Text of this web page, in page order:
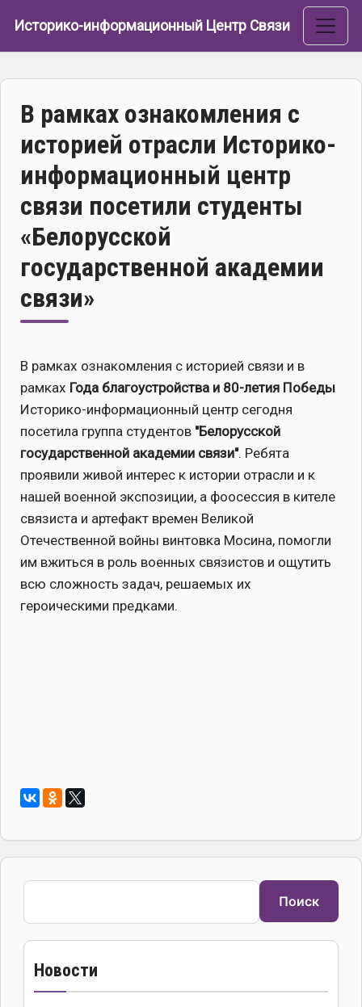
Историко-информационный Центр Связи
В рамках ознакомления с
историей отрасли Историко-
информационный центр
связи посетили студенты
«Белорусской
государственной академии
связи»
В рамках ознакомления с историей связи и в
рамках Года благоустройства и 80-летия Победы
Историко-информационный центр сегодня
посетила группа студентов "Белорусской
государственной академии связи". Ребята
проявили живой интерес к истории отрасли и к
нашей военной экспозиции, а фоосессия в кителе
связиста и артефакт времен Великой
Отечественной войны винтовка Мосина, помогли
им вжиться в роль военных связистов и ощутить
всю сложность задач, решаемых их
героическими предками.
Поиск
Поиск
Новости